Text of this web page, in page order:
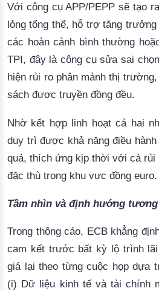
Với công cụ APP/PEPP sẽ tạo
lỏng tổng thể, hỗ trợ tăng
các hoàn cảnh bình thường
TPI, đây là công cụ sửa sai
hiện rủi ro phân mảnh thị
sách được truyền đồng đều.
Nhờ kết hợp linh hoạt cả hai
duy trì được khả năng điều
quả, thích ứng kịp thời với cả rủi
đặc thù trong khu vực đồng euro.
Tầm nhìn và định hướng
Trong thông cáo, ECB khẳng
cam kết trước bất kỳ lộ trình
giá lại theo từng cuộc họp dựa
(i) Dữ liệu kinh tế và tài chính